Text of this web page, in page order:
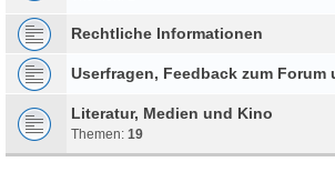
Rechtliche Informationen
Userfragen, Feedback zum Forum
Literatur, Medien und Kino
Themen: 19